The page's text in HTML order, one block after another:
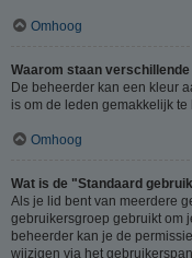
Omhoog
Waarom staan
De beheerder kan een kleur
is om de leden gemakkelijk te
Omhoog
Wat is de "Standaard
Als je lid bent van meerdere
gebruikersgroep gebruikt om
beheerder kan je de
wijzigen via het